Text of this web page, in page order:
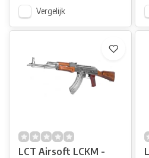
Vergelijk
LCT Airsoft LCKM -